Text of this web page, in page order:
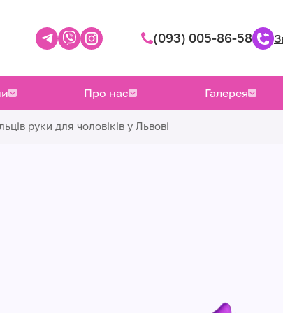
(093) 005-86-58
Про нас Галерея
руки для чоловіків у Львові